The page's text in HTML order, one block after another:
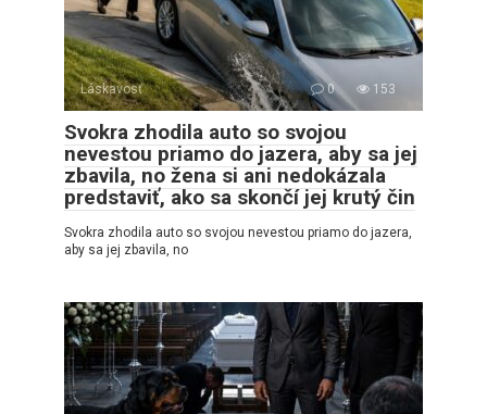
Láskavosť 0 153
Svokra zhodila auto so svojou
nevestou priamo do jazera, aby sa jej
zbavila, no žena si ani nedokázala
predstaviť, ako sa skončí jej krutý čin
Svokra zhodila auto so svojou nevestou priamo do jazera,
aby sa jej zbavila, no